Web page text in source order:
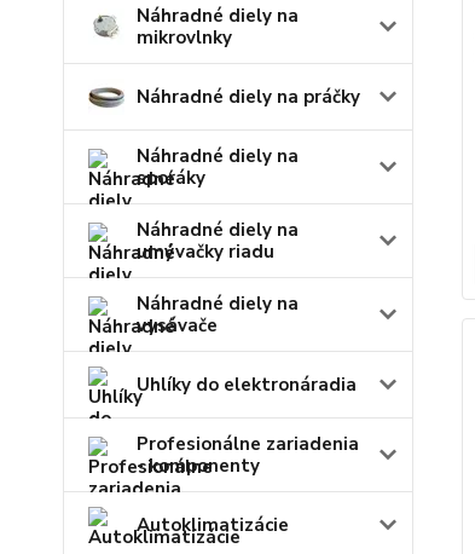
Náhradné diely na
mikrovlnky
Náhradné diely na práčky
Náhradné diely na
sporáky
Náhradné diely na
umývačky riadu
Náhradné diely na
vysávače
Uhlíky do elektronáradia
Profesionálne zariadenia
- komponenty
Autoklimatizácie